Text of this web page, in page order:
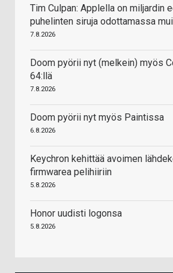
Tim Culpan: Applella on miljardin
puhelinten siruja odottamassa
7.8.2026
Doom pyörii nyt (melkein) myös
64:llä
7.8.2026
Doom pyörii nyt myös Paintissa
6.8.2026
Keychron kehittää avoimen
firmwarea pelihiiriin
5.8.2026
Honor uudisti logonsa
5.8.2026